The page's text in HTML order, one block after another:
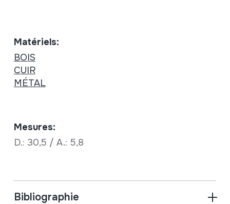
Matériels:
BOIS
CUIR
MÉTAL
Mesures:
D.: 30,5 / A.: 5,8
Bibliographie